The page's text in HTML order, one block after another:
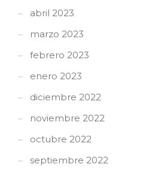
abril 2023
marzo 2023
febrero 2023
enero 2023
diciembre 2022
noviembre 2022
octubre 2022
septiembre 2022